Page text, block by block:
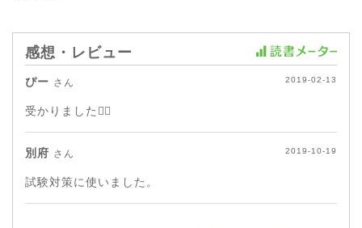
感想・レビュー
ぴー さん 2019-02-13
受かりました🙆‍♀️
別府 さん 2019-10-19
試験対策に使いました。